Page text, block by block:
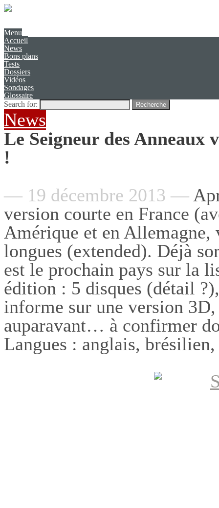
Menu
Accueil
News
Bons plans
Tests
Dossiers
Vidéos
Sondages
Glossaire
Search for:
Recherche
News
Le Seigneur des Anneaux
!
— 19 décembre 2013 —
version courte en France
Amérique et en
longues (extended). Déjà
est le prochain pays sur la
édition : 5 disques (détail
informe sur une version
auparavant… à confirmer
Langues : anglais,